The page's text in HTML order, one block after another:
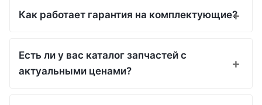
Как работает гарантия на комплектующие?
Есть ли у вас каталог запчастей с
актуальными ценами?